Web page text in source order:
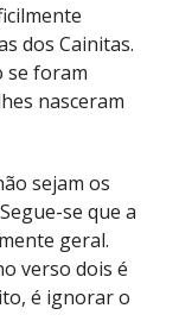
dos Cainitas.
se foram
nasceram
sejam os
se que a
geral.
verso dois é
é ignorar o